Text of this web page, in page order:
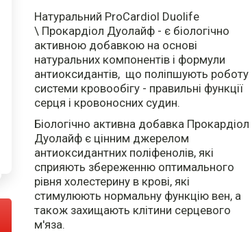
Натуральний ProCardiol Duolife
\ Прокардіол Дуолайф - є біологічно
активною добавкою на основі
натуральних компонентів і формули
антиоксидантів, що поліпшують роботу
системи кровообігу - правильні функції
серця і кровоносних судин.
Біологічно активна добавка Прокардіол
Дуолайф є цінним джерелом
антиоксидантних поліфенолів, які
сприяють збереженню оптимального
рівня холестерину в крові, які
стимулюють нормальну функцію вен, а
також захищають клітини серцевого
м'яза.